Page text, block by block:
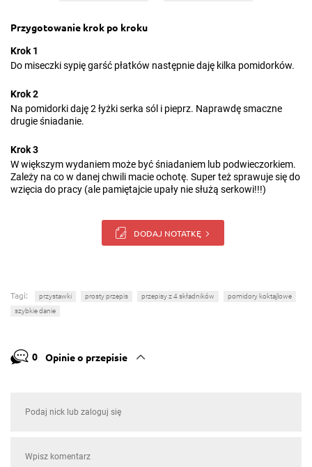
Przygotowanie krok po kroku
Krok 1
Do miseczki sypię garść płatków następnie daję kilka pomidorków.
Krok 2
Na pomidorki daję 2 łyżki serka sól i pieprz. Naprawdę smaczne
drugie śniadanie.
Krok 3
W większym wydaniem może być śniadaniem lub podwieczorkiem.
Zależy na co w danej chwili macie ochotę. Super też sprawuje się do
wzięcia do pracy (ale pamiętajcie upały nie służą serkowi!!!)
DODAJ NOTATKĘ
Tagi: przystawki prosty przepis przepisy z 4 składników
pomidory koktajlowe
szybkie danie
0 Opinie o przepisie